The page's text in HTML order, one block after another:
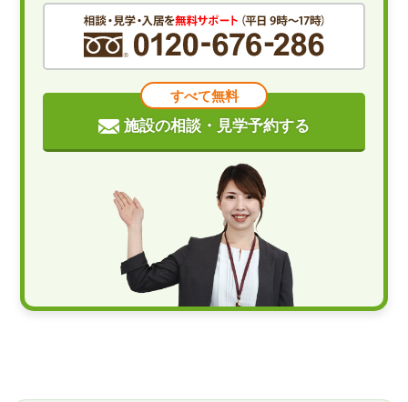
すべて無料
施設の相談・見学予約する